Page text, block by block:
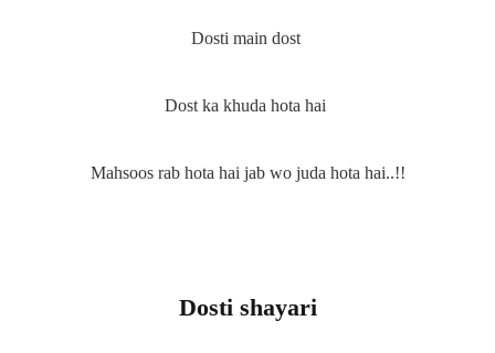
Dosti main dost
Dost ka khuda hota hai
Mahsoos rab hota hai jab wo juda hota hai..!!
Dosti shayari